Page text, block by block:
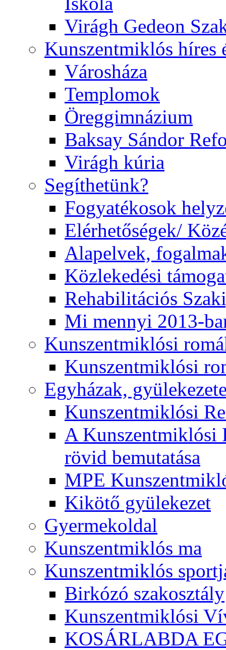
Virágh Gedeon
Kunszentmiklós híres
Városháza
Templomok
Öreggimnázium
Baksay Sándor
Virágh kúria
Segíthetünk?
Fogyatékosok
Elérhetőségek/
Alapelvek,
Közlekedési
Rehabilitációs
Mi mennyi 2013-
Kunszentmiklósi
Kunszentmiklósi
Egyházak,
Kunszentmiklósi
A Kunszentmiklósi
rövid bemutatása
MPE
Kikötő gyülekezet
Gyermekoldal
Kunszentmiklós ma
Kunszentmiklós
Birkózó szakosztály
Kunszentmiklósi
KOSÁRLABDA